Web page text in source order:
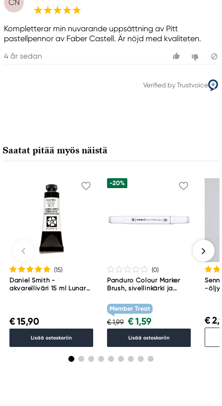
CN
Kompletterar min nuvarande uppsättning av Pitt
pastellpennor av Faber Castell. Är nöjd med kvaliteten.
4 år sedan
Verified by Trustvoice
Saatat pitää myös näistä
(15)
Daniel Smith -
akvarelliväri 15 ml Lunar
€ 15,90
Lisää ostoskoriin
-20%
(0)
Panduro Colour Marker
Brush, sivellinkärki ja
WG1
Member Treat
€ 1,99 € 1,59
Lisää ostoskoriin
-
€